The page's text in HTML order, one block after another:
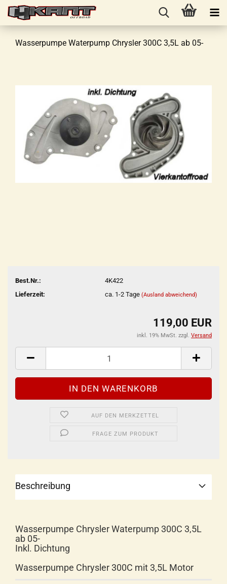
Wasserpumpe Waterpump Chrysler 300C 3,5L ab 05-
Best.Nr.:
4K422
Lieferzeit:
ca. 1-2 Tage (Ausland abweichend)
119,00 EUR
inkl. 19% MwSt. zzgl. Versand
AUF DEN MERKZETTEL
FRAGE ZUM PRODUKT
Beschreibung
Wasserpumpe Chrysler Waterpump 300C 3,5L
ab 05-
Inkl. Dichtung
Wasserpumpe Chrysler 300C mit 3,5L Motor